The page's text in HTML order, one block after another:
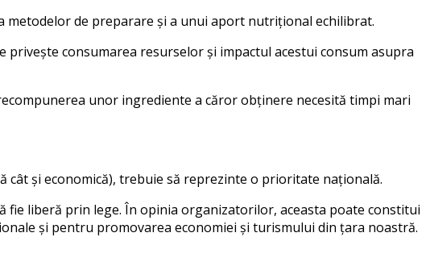
metodelor de preparare și a unui aport nutrițional echilibrat.
consumarea resurselor și impactul acestui consum asupra
unor ingrediente a căror obținere necesită timpi mari
și economică), trebuie să reprezinte o prioritate națională.
fie liberă prin lege. În opinia organizatorilor, aceasta poate constitui
și pentru promovarea economiei și turismului din țara noastră.